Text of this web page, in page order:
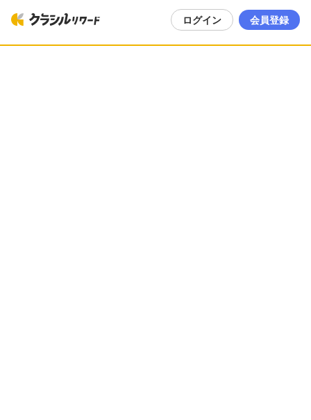
ログイン 会員登録